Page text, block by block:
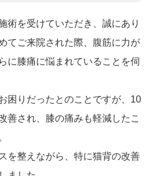
術を受けていただき、誠にあり
てご来院された際、腹筋に力が
に膝痛に悩まれていることを伺
困りだったとのことですが、10
善され、膝の痛みも軽減したこ
を整えながら、特に猫背の改善